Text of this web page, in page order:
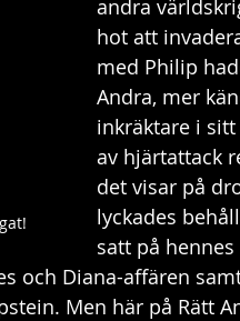
andra
hot att
med Philip
Andra, mer
inkräktare i
av hjärtattack
det visar på
lyckades
satt på
och Diana-affären
Men här på Rätt